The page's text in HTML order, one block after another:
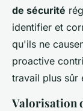
de sécurité
identifier et
qu'ils ne
proactive
travail plus sûr
Valorisation